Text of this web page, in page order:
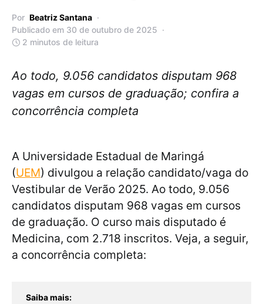
Por Beatriz Santana
Publicado em 30 de outubro de 2025
2 minutos de leitura
Ao todo, 9.056 candidatos disputam 968
vagas em cursos de graduação; confira a
concorrência completa
A Universidade Estadual de Maringá
(UEM) divulgou a relação candidato/vaga do
Vestibular de Verão 2025. Ao todo, 9.056
candidatos disputam 968 vagas em cursos
de graduação. O curso mais disputado é
Medicina, com 2.718 inscritos. Veja, a seguir,
a concorrência completa:
Saiba mais: